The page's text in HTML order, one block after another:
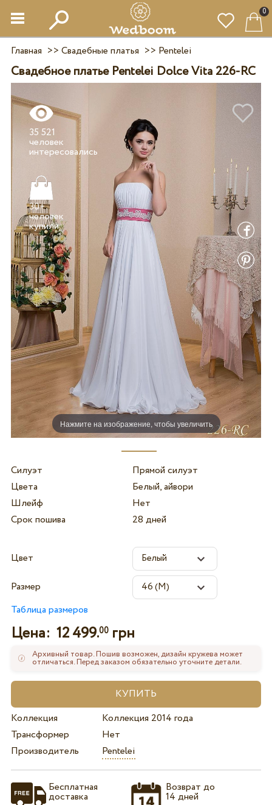
0
Главная >> Свадебные платья >> Pentelei
Свадебное платье Pentelei Dolce Vita 226-RC
Нажмите на изображение, чтобы увеличить
35 521
человек
30+
человек
купили
Силуэт
Прямой силуэт
Цвета
Белый, айвори
Шлейф
Нет
Срок пошива
28 дней
Цвет
Размер
Таблица размеров
Цена: 12 499.00грн
Архивный товар. Пошив возможен, дизайн кружева может
отличаться. Перед заказом обязательно уточните детали.
Коллекция
Коллекция 2014 года
Трансформер
Нет
Производитель
Pentelei
Бесплатная
доставка
Возврат до
14 дней